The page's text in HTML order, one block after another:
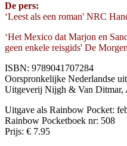
De pers:
‘Leest als een roman' NRC
‘Het Mexico dat Marjon en
geen enkele reisgids' De Morgen
ISBN: 9789041707284
Oorspronkelijke Nederlandse
Uitgeverij Nijgh & Van Ditmar,
Uitgave als Rainbow Pocket:
Rainbow Pocketboek nr: 508
Prijs: € 7.95